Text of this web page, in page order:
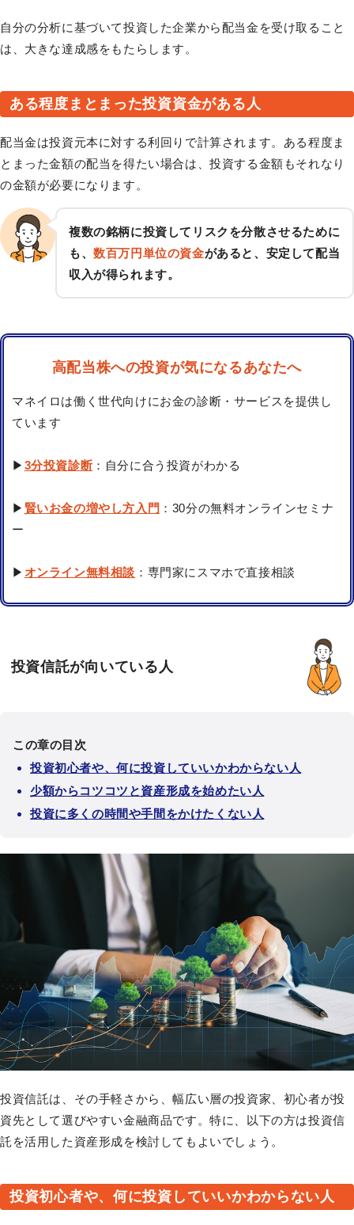
自分の分析に基づいて投資した企業から配当金を受け取ること
は、大きな達成感をもたらします。
ある程度まとまった投資資金がある人
配当金は投資元本に対する利回りで計算されます。ある程度ま
とまった金額の配当を得たい場合は、投資する金額もそれなり
の金額が必要になります。
複数の銘柄に投資してリスクを分散させるために
も、数百万円単位の資金があると、安定して配当
収入が得られます。
高配当株への投資が気になるあなたへ
マネイロは働く世代向けにお金の診断・サービスを提供し
ています
▶ 3分投資診断：自分に合う投資がわかる
▶ 賢いお金の増やし方入門 ：30分の無料オンラインセミナ
ー
▶ オンライン無料相談 ：専門家にスマホで直接相談
投資信託が向いている人
この章の目次
投資初心者や、何に投資していいかわからない人
少額からコツコツと資産形成を始めたい人
投資に多くの時間や手間をかけたくない人
投資信託は、その手軽さから、幅広い層の投資家、初心者が投
資先として選びやすい金融商品です。特に、以下の方は投資信
託を活用した資産形成を検討してもよいでしょう。
投資初心者や、何に投資していいかわからない人